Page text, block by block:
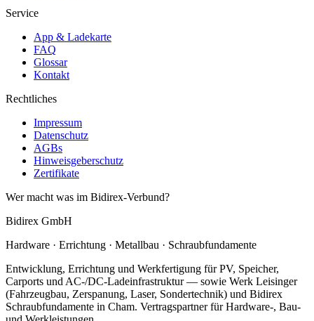
Service
App & Ladekarte
FAQ
Glossar
Kontakt
Rechtliches
Impressum
Datenschutz
AGBs
Hinweisgeberschutz
Zertifikate
Wer macht was im Bidirex-Verbund?
Bidirex GmbH
Hardware · Errichtung · Metallbau · Schraubfundamente
Entwicklung, Errichtung und Werkfertigung für PV, Speicher,
Carports und AC-/DC-Ladeinfrastruktur — sowie Werk Leisinger
(Fahrzeugbau, Zerspanung, Laser, Sondertechnik) und Bidirex
Schraubfundamente in Cham. Vertragspartner für Hardware-, Bau-